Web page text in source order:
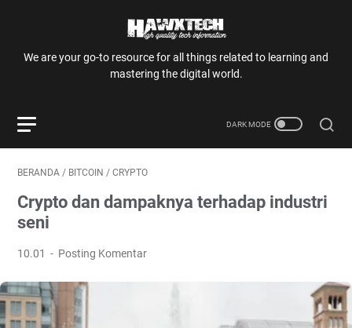
We are your go-to resource for all things related to learning and
mastering the digital world.
BERANDA / BITCOIN / CRYPTO
Crypto dan dampaknya terhadap industri
seni
10.01 Posting Komentar